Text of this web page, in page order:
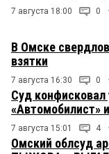
7 августа 18:00 0
В Омске
взятки
7 августа 16:30 0
Суд конфисковал
«Автомобилист»
7 августа 15:01 4
Омский облсуд